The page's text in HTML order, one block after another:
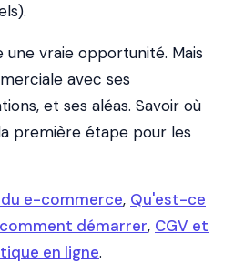
vraie opportunité. Mais
avec ses
et ses aléas. Savoir où
première étape pour les
e-commerce, Qu'est-ce
démarrer, CGV et
en ligne.